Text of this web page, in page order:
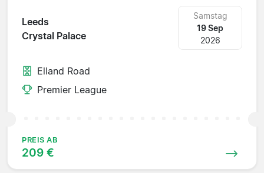
Leeds
Crystal Palace
Samstag
19 Sep
2026
Elland Road
Premier League
PREIS AB
209 €